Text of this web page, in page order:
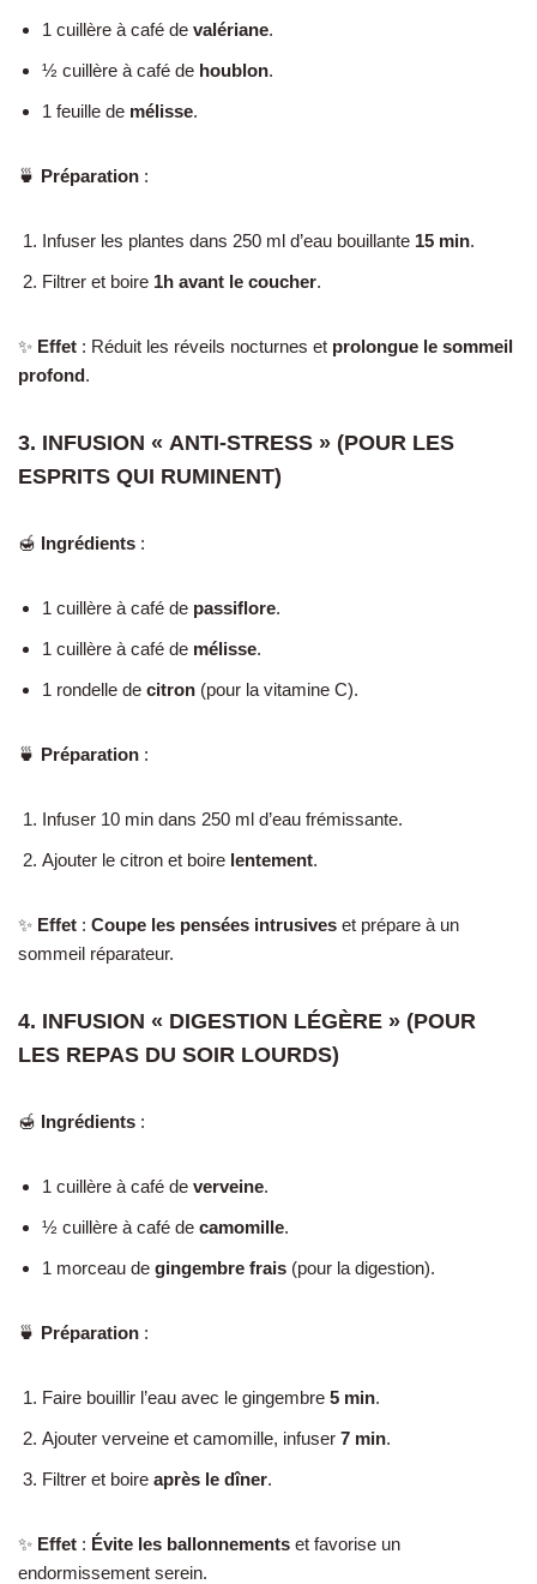
1 cuillère à café de valériane.
½ cuillère à café de houblon.
1 feuille de mélisse.
🍵 Préparation :
Infuser les plantes dans 250 ml d’eau bouillante 15 min.
Filtrer et boire 1h avant le coucher.
✨ Effet : Réduit les réveils nocturnes et prolongue le sommeil
profond.
3. INFUSION « ANTI-STRESS » (POUR LES
ESPRITS QUI RUMINENT)
🍯 Ingrédients :
1 cuillère à café de passiflore.
1 cuillère à café de mélisse.
1 rondelle de citron (pour la vitamine C).
🍵 Préparation :
Infuser 10 min dans 250 ml d’eau frémissante.
Ajouter le citron et boire lentement.
✨ Effet : Coupe les pensées intrusives et prépare à un
sommeil réparateur.
4. INFUSION « DIGESTION LÉGÈRE » (POUR
LES REPAS DU SOIR LOURDS)
🍯 Ingrédients :
1 cuillère à café de verveine.
½ cuillère à café de camomille.
1 morceau de gingembre frais (pour la digestion).
🍵 Préparation :
Faire bouillir l’eau avec le gingembre 5 min.
Ajouter verveine et camomille, infuser 7 min.
Filtrer et boire après le dîner.
✨ Effet : Évite les ballonnements et favorise un
endormissement serein.